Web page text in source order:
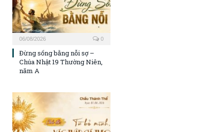
06/08/2026 0
Đừng sống bằng nỗi sợ –
Chúa Nhật 19 Thường Niên,
năm A